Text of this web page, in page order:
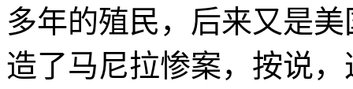
多年的殖民，后来又是
造了马尼拉惨案，按说